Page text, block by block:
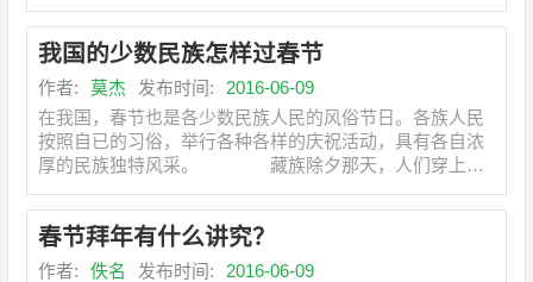
欢
我国的少数民族怎样过春节
作者: 莫杰 发布时间:
2016-06-09
在我国，春节也是各少数民族人民的风俗节日。各族人民
按照自已的习俗，举行各种各样的庆祝活动，具有各自浓
厚的民族独特风采。 藏族除夕那天，人们穿上艳
春节拜年有什么讲究？
作者: 佚名 发布时间:
2016-06-09